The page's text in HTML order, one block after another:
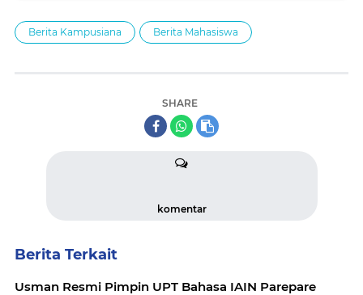
Berita Kampusiana Berita Mahasiswa
SHARE
komentar
Berita Terkait
Usman Resmi Pimpin UPT Bahasa IAIN Parepare